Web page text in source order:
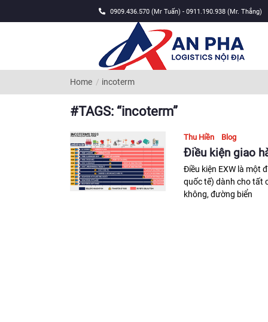
0909.436.570 (Mr Tuấn) - 0911.190.938 (Mr. Thắng)
Home incoterm
#TAGS: “incoterm”
Thu Hiền Blog
Điều kiện giao
Điều kiện EXW là một
quốc tế) dành cho tất
không, đường biển